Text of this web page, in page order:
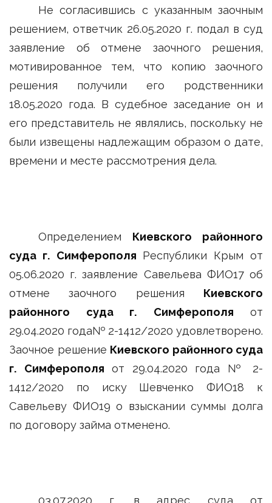
Не согласившись с указанным заочным
решением, ответчик 26.05.2020 г. подал в суд
заявление об отмене заочного решения,
мотивированное тем, что копию заочного
решения получили его родственники
18.05.2020 года. В судебное заседание он и
его представитель не являлись, поскольку не
были извещены надлежащим образом о дате,
времени и месте рассмотрения дела.
Определением Киевского районного
суда г. Симферополя Республики Крым от
05.06.2020 г. заявление Савельева ФИО17 об
отмене заочного решения Киевского
районного суда г. Симферополя от
29.04.2020 года№ 2-1412/2020 удовлетворено.
Заочное решение Киевского районного суда
г. Симферополя от 29.04.2020 года № 2-
1412/2020 по иску Шевченко ФИО18 к
Савельеву ФИО19 о взыскании суммы долга
по договору займа отменено.
03.07.2020 г. в адрес суда от